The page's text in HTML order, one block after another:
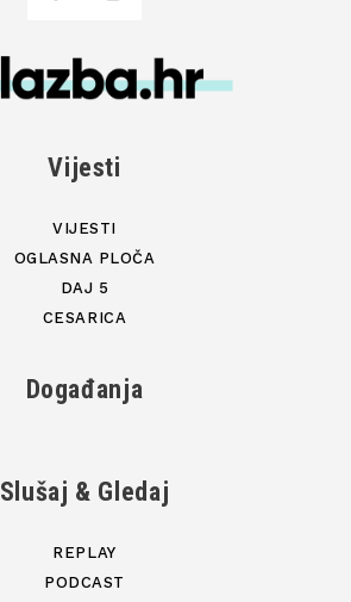
Vijesti
VIJESTI
OGLASNA PLOČA
DAJ 5
CESARICA
Događanja
Slušaj & Gledaj
REPLAY
PODCAST